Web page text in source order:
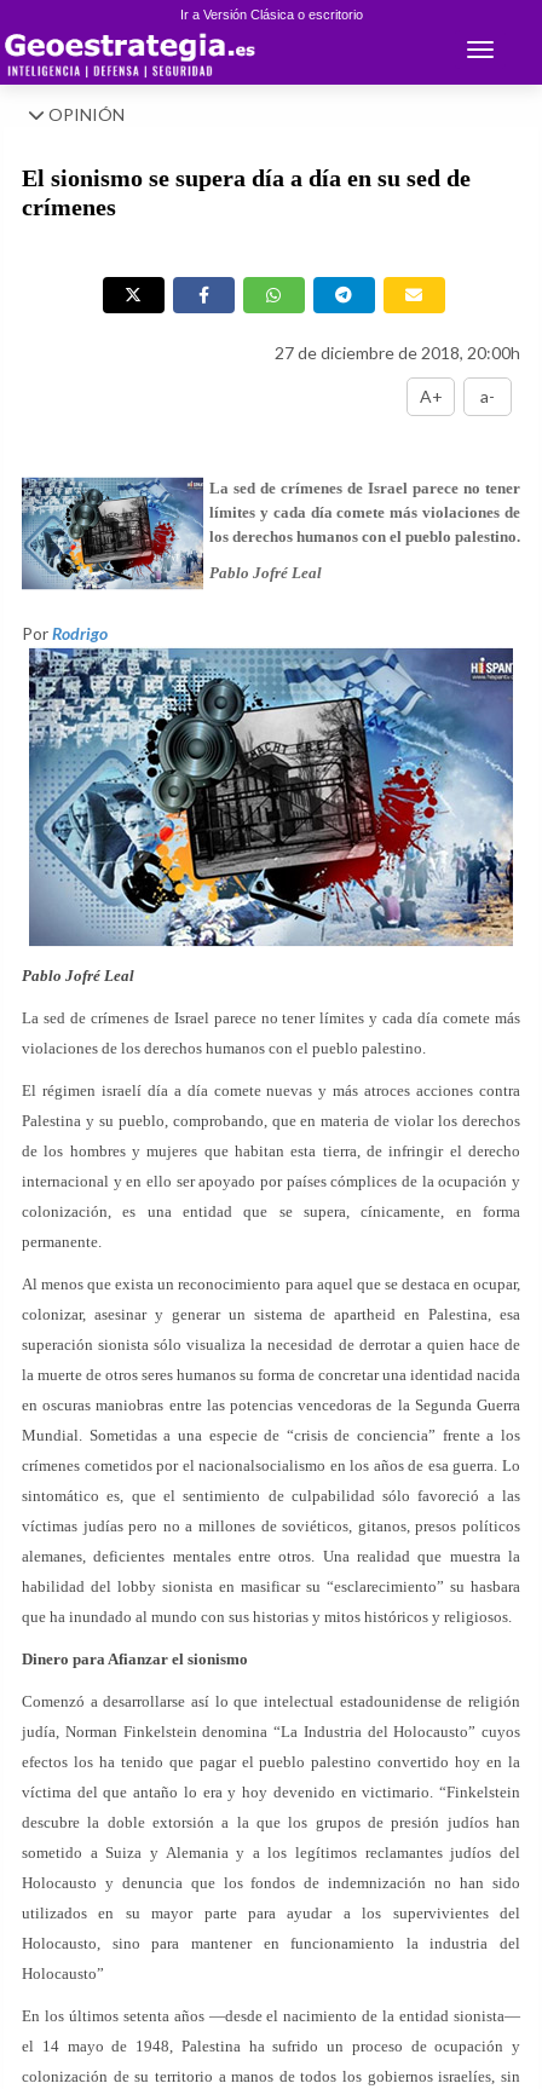
Ir a Versión Clásica o escritorio
Toggle
OPINIÓN
El sionismo se supera día a día en su sed de
crímenes
27 de diciembre de 2018, 20:00h
A+ a-
La sed de crímenes de Israel parece no tener
límites y cada día comete más violaciones de
los derechos humanos con el pueblo palestino.
Pablo Jofré Leal
PorRodrigo
Pablo Jofré Leal
La sed de crímenes de Israel parece no tener límites y cada día comete más
violaciones de los derechos humanos con el pueblo palestino.
El régimen israelí día a día comete nuevas y más atroces acciones contra
Palestina y su pueblo, comprobando, que en materia de violar los derechos
de los hombres y mujeres que habitan esta tierra, de infringir el derecho
internacional y en ello ser apoyado por países cómplices de la ocupación y
colonización, es una entidad que se supera, cínicamente, en forma
permanente.
Al menos que exista un reconocimiento para aquel que se destaca en ocupar,
colonizar, asesinar y generar un sistema de apartheid en Palestina, esa
superación sionista sólo visualiza la necesidad de derrotar a quien hace de
la muerte de otros seres humanos su forma de concretar una identidad nacida
en oscuras maniobras entre las potencias vencedoras de la Segunda Guerra
Mundial. Sometidas a una especie de “crisis de conciencia” frente a los
crímenes cometidos por el nacionalsocialismo en los años de esa guerra. Lo
sintomático es, que el sentimiento de culpabilidad sólo favoreció a las
víctimas judías pero no a millones de soviéticos, gitanos, presos políticos
alemanes, deficientes mentales entre otros. Una realidad que muestra la
habilidad del lobby sionista en masificar su “esclarecimiento” su hasbara
que ha inundado al mundo con sus historias y mitos históricos y religiosos.
Dinero para Afianzar el sionismo
Comenzó a desarrollarse así lo que intelectual estadounidense de religión
judía, Norman Finkelstein denomina “La Industria del Holocausto” cuyos
efectos los ha tenido que pagar el pueblo palestino convertido hoy en la
víctima del que antaño lo era y hoy devenido en victimario. “Finkelstein
descubre la doble extorsión a la que los grupos de presión judíos han
sometido a Suiza y Alemania y a los legítimos reclamantes judíos del
Holocausto y denuncia que los fondos de indemnización no han sido
utilizados en su mayor parte para ayudar a los supervivientes del
Holocausto, sino para mantener en funcionamiento la industria del
Holocausto”
En los últimos setenta años —desde el nacimiento de la entidad sionista—
el 14 mayo de 1948, Palestina ha sufrido un proceso de ocupación y
colonización de su territorio a manos de todos los gobiernos israelíes, sin